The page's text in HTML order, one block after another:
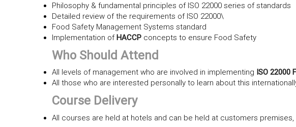
Philosophy & fundamental principles of ISO 22000 series of standards
Detailed review of the requirements of ISO 22000\
Food Safety Management Systems standard
Implementation of HACCP concepts to ensure Food Safety
Who Should Attend
All levels of management who are involved in implementing ISO
All those who are interested personally to learn about this
Course Delivery
All courses are held at hotels and can be held at customers premises,